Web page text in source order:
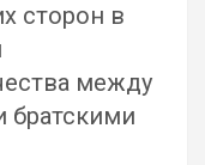
сторон в
между